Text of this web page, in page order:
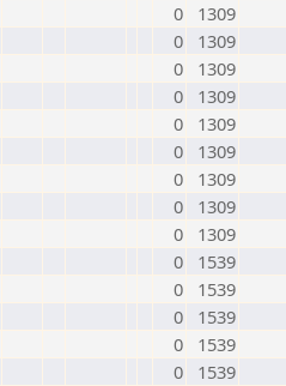
0
1309
0
1309
0
1309
0
1309
0
1309
0
1309
0
1309
0
1309
0
1309
0
1539
0
1539
0
1539
0
1539
0
1539